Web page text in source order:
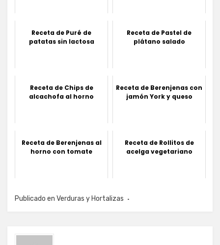
Receta de Puré de
patatas sin lactosa
Receta de Pastel de
plátano salado
Receta de Chips de
alcachofa al horno
Receta de Berenjenas con
jamón York y queso
Receta de Berenjenas al
horno con tomate
Receta de Rollitos de
acelga vegetariano
Publicado en Verduras y Hortalizas